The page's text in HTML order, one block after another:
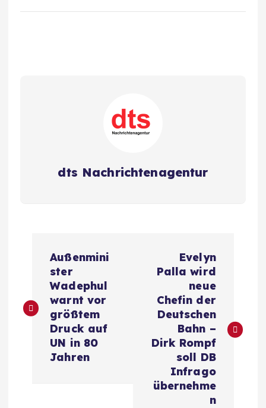
dts Nachrichtenagentur
i
Außenmini
ster
Wadephul
warnt vor
größtem
Druck auf
UN in 80
Jahren
Evelyn
Palla wird
neue
Chefin der
Deutschen
Bahn –
Dirk Rompf
soll DB
Infrago
übernehme
n